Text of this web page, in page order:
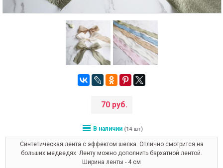
70 руб.
В наличии (14 шт)
Синтетическая лента с эффектом шелка. Отлично смотрится на
больших медведях. Ленту можно дополнить бархатной лентой.
Ширина ленты - 4 см